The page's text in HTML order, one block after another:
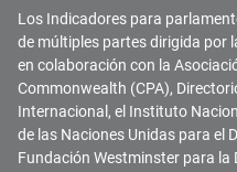
Los Indicadores para
de múltiples partes dirigida por
en colaboración con la
Commonwealth (CPA),
Internacional, el Instituto
de las Naciones Unidas para el
Fundación Westminster para la